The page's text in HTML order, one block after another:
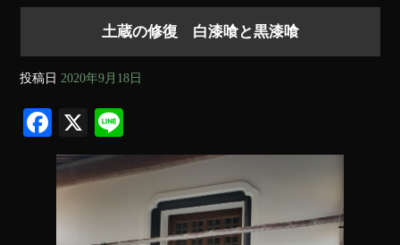
土蔵の修復 白漆喰と黒漆喰
投稿日 2020年9月18日
Fa
ce
bo
ok
X
ne